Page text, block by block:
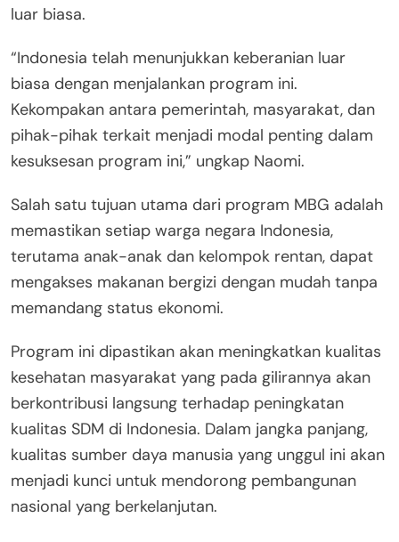
luar biasa.
“Indonesia telah menunjukkan keberanian luar
biasa dengan menjalankan program ini.
Kekompakan antara pemerintah, masyarakat, dan
pihak-pihak terkait menjadi modal penting dalam
kesuksesan program ini,” ungkap Naomi.
Salah satu tujuan utama dari program MBG adalah
memastikan setiap warga negara Indonesia,
terutama anak-anak dan kelompok rentan, dapat
mengakses makanan bergizi dengan mudah tanpa
memandang status ekonomi.
Program ini dipastikan akan meningkatkan kualitas
kesehatan masyarakat yang pada gilirannya akan
berkontribusi langsung terhadap peningkatan
kualitas SDM di Indonesia. Dalam jangka panjang,
kualitas sumber daya manusia yang unggul ini akan
menjadi kunci untuk mendorong pembangunan
nasional yang berkelanjutan.